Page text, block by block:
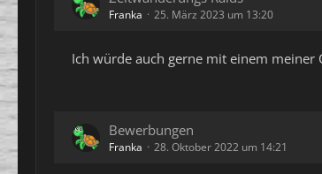
Franka 25. März 2023 um 13:20
Ich würde auch gerne mit einem meiner
Bewerbungen
Franka 28. Oktober 2022 um 14:21